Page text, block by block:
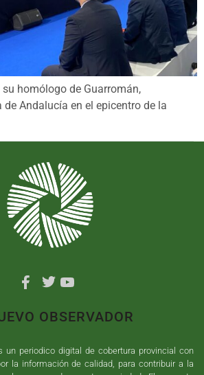
homólogo de Guarromán,
Andalucía en el epicentro de la
OBSERVADOR
un periodico digital de cobertura provincial con
la información de calidad, para contribuir a la